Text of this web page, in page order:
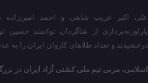
پاراوزنه‌برداری از شاگردان توانمند
درخشیدند و تعداد طلاهای کاروان ایران را به عدد ۸
اسلامی، مربی تیم ملی کشتی آزاد ایران در